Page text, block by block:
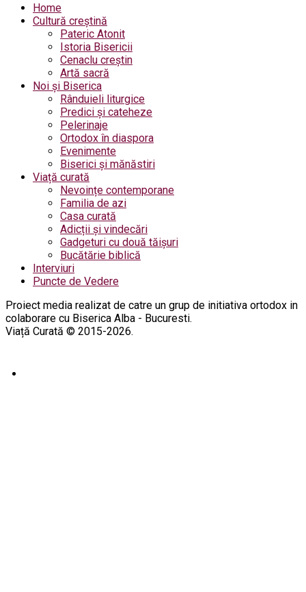
Home
Cultură creștină
Pateric Atonit
Istoria Bisericii
Cenaclu creștin
Artă sacră
Noi și Biserica
Rânduieli liturgice
Predici și cateheze
Pelerinaje
Ortodox în diaspora
Evenimente
Biserici și mănăstiri
Viață curată
Nevoințe contemporane
Familia de azi
Casa curată
Adicții și vindecări
Gadgeturi cu două tăișuri
Bucătărie biblică
Interviuri
Puncte de Vedere
Proiect media realizat de catre un grup de initiativa ortodox in
colaborare cu Biserica Alba - Bucuresti.
Viață Curată © 2015-2026.